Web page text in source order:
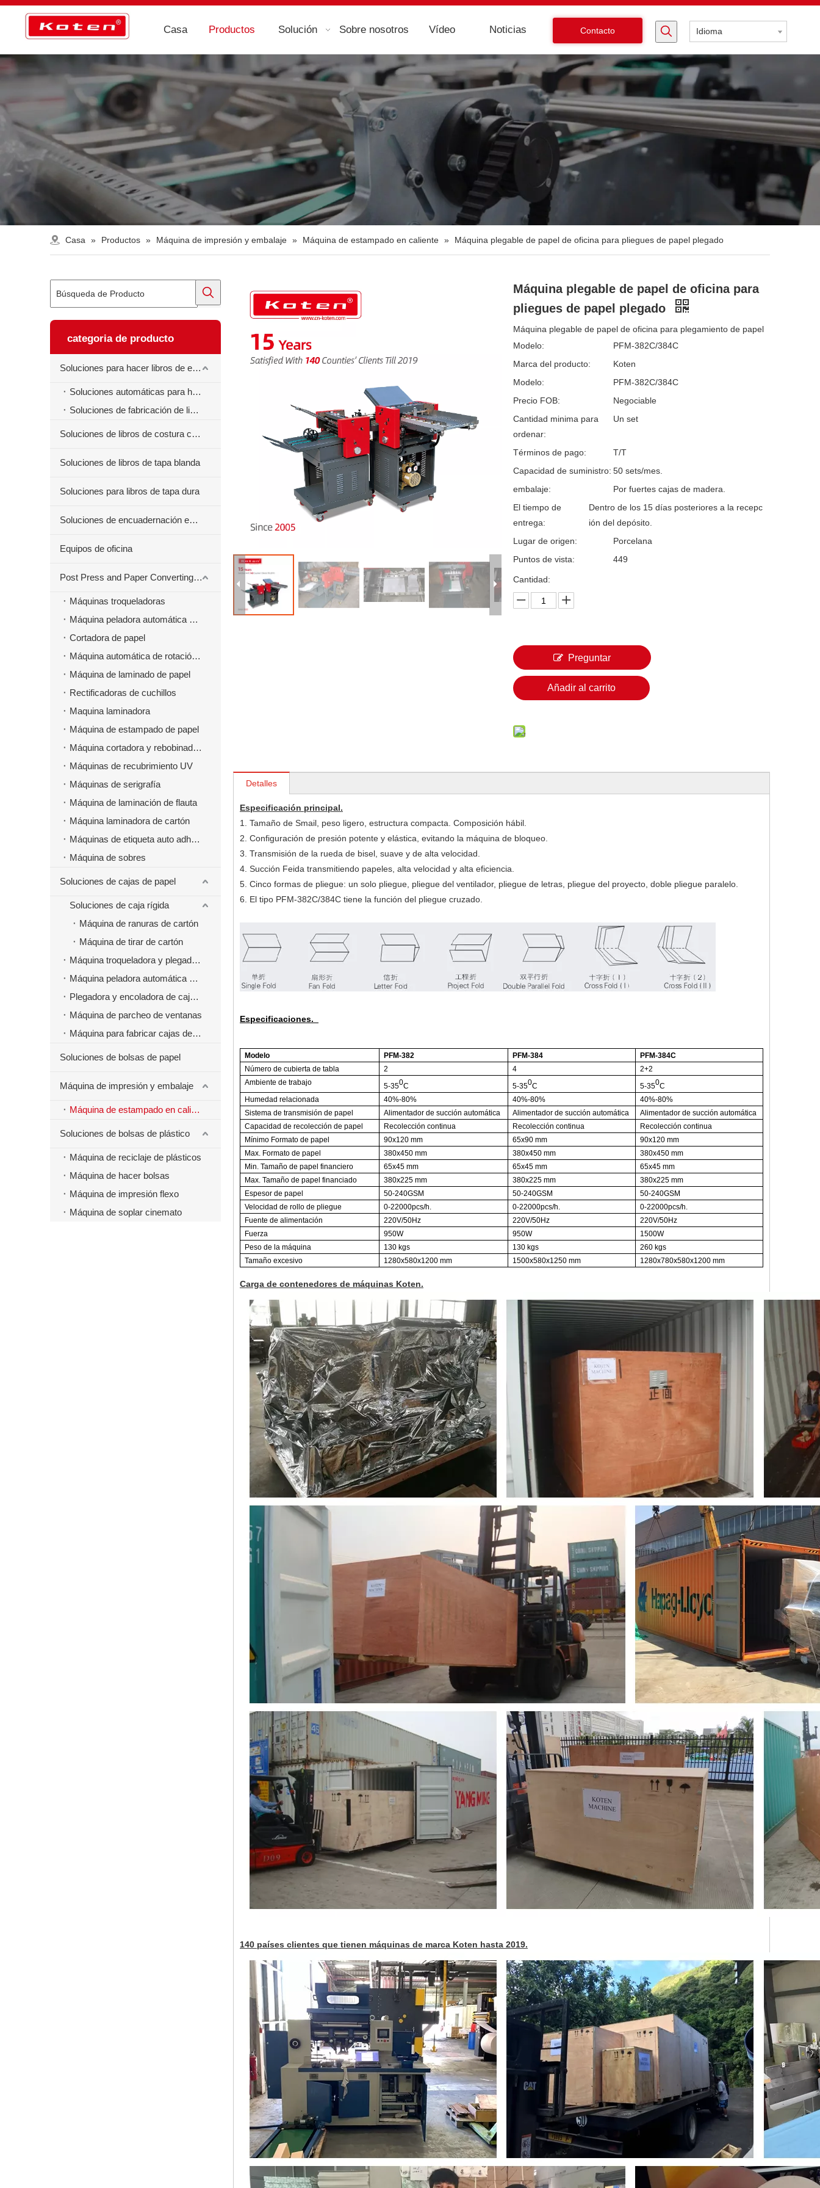
Casa Productos Solución Sobre nosotros Vídeo Noticias Contacto Idioma
Casa » Productos » Máquina de impresión y embalaje » Máquina de estampado en caliente » Máquina plegable de papel de oficina para pliegues de papel plegado
categoria de producto
Soluciones para hacer libros de ejercicios
Soluciones automáticas para hacer libros de ejercicios
Soluciones de fabricación de libros de ejercicios semiautomáticos
Soluciones de libros de costura centrales
Soluciones de libros de tapa blanda
Soluciones para libros de tapa dura
Soluciones de encuadernación en espiral para libros
Equipos de oficina
Post Press and Paper Converting Máquinas
Máquinas troqueladoras
Máquina peladora automática para material troquelado
Cortadora de papel
Máquina automática de rotación de papel
Máquina de laminado de papel
Rectificadoras de cuchillos
Maquina laminadora
Máquina de estampado de papel
Máquina cortadora y rebobinadora
Máquinas de recubrimiento UV
Máquinas de serigrafía
Máquina de laminación de flauta
Máquina laminadora de cartón
Máquinas de etiqueta auto adhesivas
Máquina de sobres
Soluciones de cajas de papel
Soluciones de caja rígida
Máquina de ranuras de cartón
Máquina de tirar de cartón
Máquina troqueladora y plegadora
Máquina peladora automática de cajas de papel
Plegadora y encoladora de cajas de papel
Máquina de parcheo de ventanas
Máquina para fabricar cajas de papel de comida rápida para hamburguesas
Soluciones de bolsas de papel
Máquina de impresión y embalaje
Máquina de estampado en caliente
Soluciones de bolsas de plástico
Máquina de reciclaje de plásticos
Máquina de hacer bolsas
Máquina de impresión flexo
Máquina de soplar cinemato
Máquina plegable de papel de oficina para
pliegues de papel plegado
Máquina plegable de papel de oficina para plegamiento de papel
Modelo:
PFM-382C/384C
Marca del producto:
Koten
Modelo:
PFM-382C/384C
Precio FOB:
Negociable
Cantidad minima para
ordenar:
Un set
Términos de pago:
T/T
Capacidad de suministro: 50 sets/mes.
embalaje:
Por fuertes cajas de madera.
El tiempo de
entrega:
Dentro de los 15 días posteriores a la recepc
ión del depósito.
Lugar de origen:
Porcelana
Puntos de vista:
449
Cantidad:
Preguntar
Añadir al carrito
Detalles
Especificación principal.
1. Tamaño de Smail, peso ligero, estructura compacta. Composición hábil.
2. Configuración de presión potente y elástica, evitando la máquina de bloqueo.
3. Transmisión de la rueda de bisel, suave y de alta velocidad.
4. Succión Feida transmitiendo papeles, alta velocidad y alta eficiencia.
5. Cinco formas de pliegue: un solo pliegue, pliegue del ventilador, pliegue de letras, pliegue del proyecto, doble pliegue paralelo.
6. El tipo PFM-382C/384C tiene la función del pliegue cruzado.
Especificaciones.
Modelo PFM-382 PFM-384
PFM-384C
Número de cubierta de tabla
2 4
2+2
Ambiente de trabajo
5-350C 5-350C 5-350C
Humedad relacionada
40%-80% 40%-80%
40%-80%
Sistema de transmisión de papel
Alimentador de succión automática Alimentador de succión automática
Alimentador de succión automática
Capacidad de recolección de papel
Recolección continua Recolección continua
Recolección continua
Mínimo Formato de papel
90x120 mm 65x90 mm
90x120 mm
Max. Formato de papel
380x450 mm 380x450 mm
380x450 mm
Min. Tamaño de papel financiero
65x45 mm 65x45 mm
65x45 mm
Max. Tamaño de papel financiado
380x225 mm 380x225 mm
380x225 mm
Espesor de papel
50-240GSM 50-240GSM
50-240GSM
Velocidad de rollo de pliegue
0-22000pcs/h. 0-22000pcs/h.
0-22000pcs/h.
Fuente de alimentación
220V/50Hz 220V/50Hz
220V/50Hz
Fuerza
950W 950W
1500W
Peso de la máquina
130 kgs 130 kgs
260 kgs
Tamaño excesivo
1280x580x1200 mm 1500x580x1250 mm 1280x780x580x1200 mm
Carga de contenedores de máquinas Koten.
140 países clientes que tienen máquinas de marca Koten hasta 2019.